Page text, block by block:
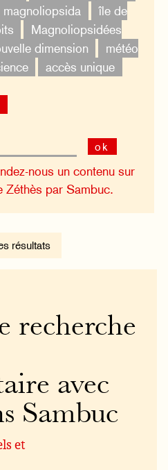
magnoliopsida
île de
Magnoliopsidées
dimension
météo
accès unique
ok
nous un contenu sur
Zéthès par Sambuc.
résultats
recherche
avec
Sambuc
et